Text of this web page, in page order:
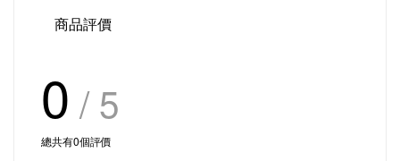
商品評價
0 / 5
總共有0個評價